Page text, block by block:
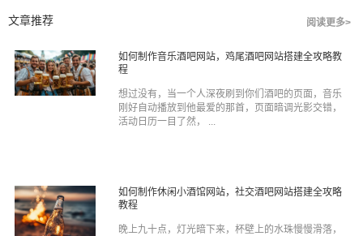
文章推荐 阅读更多>
如何制作音乐酒吧网站，鸡尾酒吧网站搭建全攻略教
程
想过没有，当一个人深夜刷到你们酒吧的页面，音乐
刚好自动播放到他最爱的那首，页面暗调光影交错，
活动日历一目了然， ...
如何制作休闲小酒馆网站，社交酒吧网站搭建全攻略
教程
晚上九十点，灯光暗下来，杯壁上的水珠慢慢滑落，